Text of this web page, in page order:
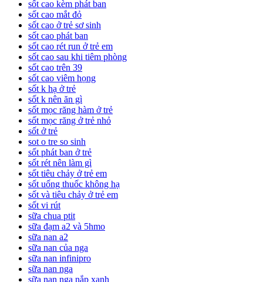
sốt cao kèm phát ban
sốt cao mắt đỏ
sốt cao ở trẻ sơ sinh
sốt cao phát ban
sốt cao rét run ở trẻ em
sốt cao sau khi tiêm phòng
sốt cao trên 39
sốt cao viêm họng
sốt k hạ ở trẻ
sốt k nên ăn gì
sốt mọc răng hàm ở trẻ
sốt mọc răng ở trẻ nhỏ
sốt ở trẻ
sot o tre so sinh
sốt phát ban ở trẻ
sốt rét nên làm gì
sốt tiêu chảy ở trẻ em
sốt uống thuốc không hạ
sốt và tiêu chảy ở trẻ em
sốt vi rút
sữa chua ptit
sữa đạm a2 và 5hmo
sữa nan a2
sữa nan của nga
sữa nan infinipro
sữa nan nga
sữa nan nga nắp xanh